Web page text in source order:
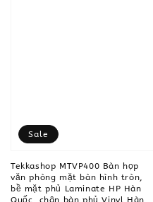
Sale
Tekkashop MTVP400 Bàn họp
văn phòng mặt bàn hình tròn,
bề mặt phủ Laminate HP Hàn
Quốc, chân bàn phủ Vinyl Hàn